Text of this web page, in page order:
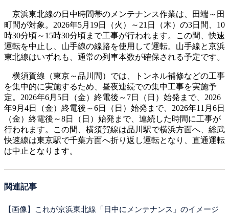
京浜東北線の日中時間帯のメンテナンス作業は、田端～田
町間が対象。2026年5月19日（火）～21日（木）の3日間、10
時30分頃～15時30分頃まで工事が行われます。この間、快速
運転を中止し、山手線の線路を使用して運転。山手線と京浜
東北線はいずれも、通常の列車本数が確保される予定です。
横須賀線（東京～品川間）では、トンネル補修などの工事
を集中的に実施するため、昼夜連続での集中工事を実施予
定。2026年6月5日（金）終電後～7日（日）始発まで、2026
年9月4日（金）終電後～6日（日）始発まで、2026年11月6日
（金）終電後～8日（日）始発まで、連続した時間に工事が
行われます。この間、横須賀線は品川駅で横浜方面へ、総武
快速線は東京駅で千葉方面へ折り返し運転となり、直通運転
は中止となります。
関連記事
【画像】これが京浜東北線「日中にメンテナンス」のイメージ